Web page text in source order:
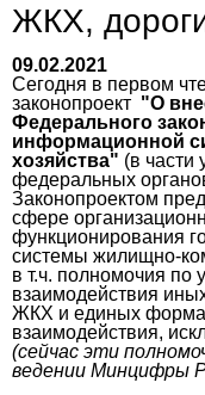
ЖКХ,
09.02.2021
Сегодня в первом
законопроект "О
Федерального
информационной
хозяйства" (в части
федеральных
Законопроектом
сфере
функционирования
системы жилищно-
в т.ч. полномочия по
взаимодействия
ЖКХ и единых
взаимодействия,
(сейчас эти
ведении Минцифры